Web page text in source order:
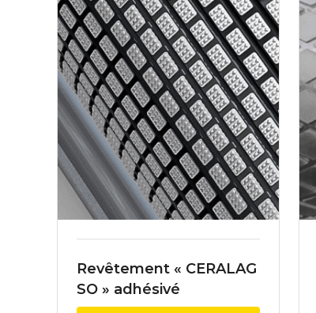
Revêtement « CERALAG
SQ » adhésivé